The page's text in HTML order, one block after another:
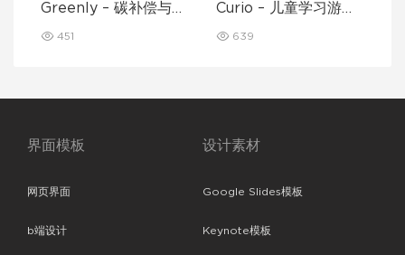
Greenly – 碳补偿与废
I 套件
451
Curio – 儿童学习游戏
639
界面模板
网页界面
b端设计
设计素材
Google Slides模板
Keynote模板